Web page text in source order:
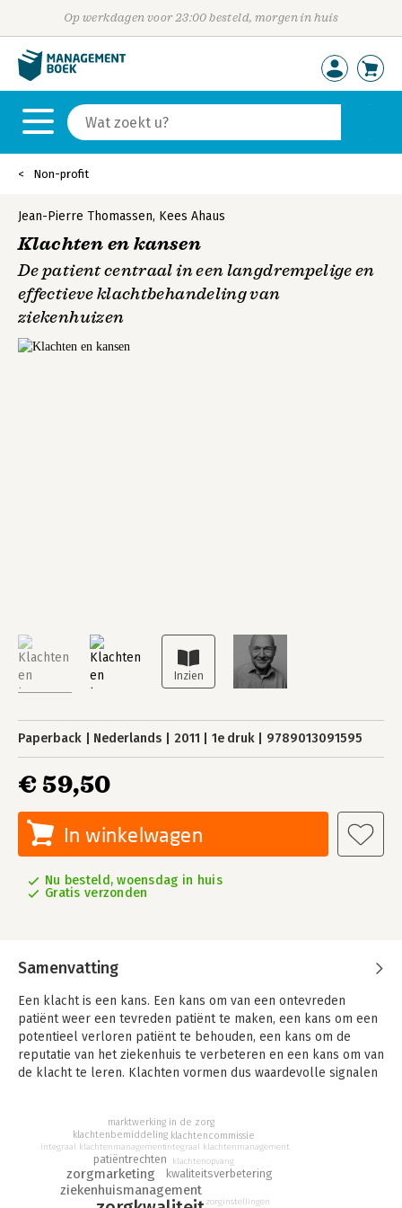
Op werkdagen voor 23:00 besteld, morgen in huis
Non-profit
Jean-Pierre Thomassen, Kees Ahaus
Klachten en kansen
De patient centraal in een langdrempelige en
effectieve klachtbehandeling van
ziekenhuizen
Paperback Nederlands 2011 1e druk 9789013091595
€ 59,50
In winkelwagen
Nu besteld, woensdag in huis
Gratis verzonden
Samenvatting
Een klacht is een kans. Een kans om van een ontevreden
patiënt weer een tevreden patiënt te maken, een kans om een
potentieel verloren patiënt te behouden, een kans om de
reputatie van het ziekenhuis te verbeteren en een kans om van
de klacht te leren. Klachten vormen dus waardevolle signalen
opmerkingen, complimenten, wensen en de resultaten van
patiënttevredenheidsonderzoek.
Marktwerking, een kritischer en mondiger patiënt en de
mogelijke invoering van de Wet cliëntenrechten zorg maken
ziekenhuismanagement
zorgmarketing
patiëntrechten
kwaliteitsverbetering
integraal klachtenmanagement
klachtenbemiddeling
klachtenopvang
marktwerking in de zorg
zorginstellingen
integraal klachtenmanagement
klachtencommissie